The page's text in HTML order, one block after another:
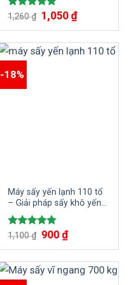
Được xếp
5.00
1,260₫ 1,050₫
-18%
Máy sấy yến lạnh 110 tổ
– Giải pháp sấy khô yến
hiệu quả
Được xếp
1,100₫ 900₫